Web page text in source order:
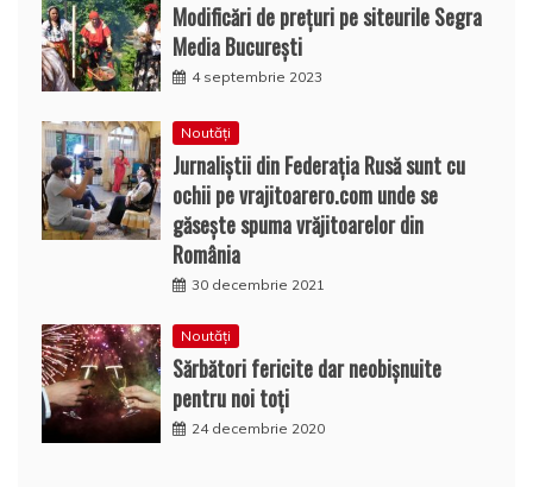
Modificări de prețuri pe siteurile Segra
Media București
4 septembrie 2023
Noutăți
Jurnaliștii din Federația Rusă sunt cu
ochii pe vrajitoarero.com unde se
găsește spuma vrăjitoarelor din
România
30 decembrie 2021
Noutăți
Sărbători fericite dar neobișnuite
pentru noi toți
24 decembrie 2020